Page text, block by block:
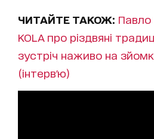
ЧИТАЙТЕ ТАКОЖ:
KOLA про різдвяні
зустріч наживо на
(інтерв'ю)